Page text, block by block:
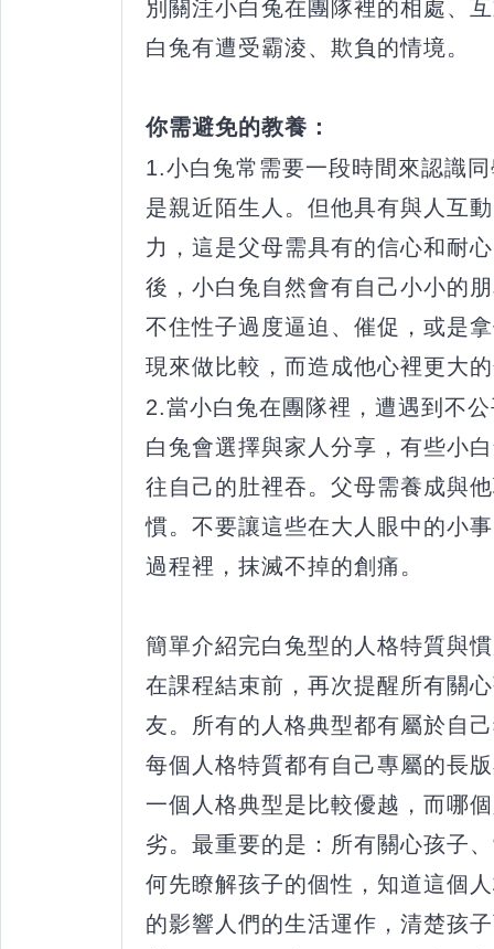
別關注小白兔在團隊裡的相處、
白兔有遭受霸淩、欺負的情境。
你需避免的教養：
1.小白兔常需要一段時間來認識
是親近陌生人。但他具有與人互
力，這是父母需具有的信心和耐
後，小白兔自然會有自己小小的
不住性子過度逼迫、催促，或是
現來做比較，而造成他心裡更大
2.當小白兔在團隊裡，遭遇到不
白兔會選擇與家人分享，有些小
往自己的肚裡吞。父母需養成與
慣。不要讓這些在大人眼中的小
過程裡，抹滅不掉的創痛。
簡單介紹完白兔型的人格特質與
在課程結束前，再次提醒所有關
友。所有的人格典型都有屬於自
每個人格特質都有自己專屬的長
一個人格典型是比較優越，而哪
劣。最重要的是：所有關心孩子
何先瞭解孩子的個性，知道這個
的影響人們的生活運作，清楚孩